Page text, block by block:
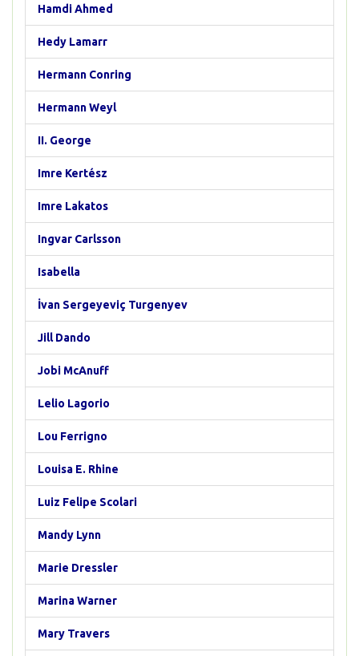
Hamdi Ahmed
Hedy Lamarr
Hermann Conring
Hermann Weyl
II. George
Imre Kertész
Imre Lakatos
Ingvar Carlsson
Isabella
İvan Sergeyeviç Turgenyev
Jill Dando
Jobi McAnuff
Lelio Lagorio
Lou Ferrigno
Louisa E. Rhine
Luiz Felipe Scolari
Mandy Lynn
Marie Dressler
Marina Warner
Mary Travers